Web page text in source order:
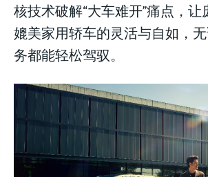
核技术破解“大车难开”痛点，
媲美家用轿车的灵活与自如，
务都能轻松驾驭。